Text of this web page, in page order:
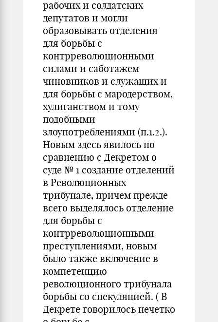
рабочих и солдатских
депутатов и могли
образовывать отделения
для борьбы с
контрреволюционными
силами и саботажем
чиновников и служащих и
для борьбы с мародерством,
хулиганством и тому
подобными
злоупотреблениями (п.1.2.).
Новым здесь явилось по
сравнению с Декретом о
суде № 1 создание отделений
в Революционных
трибунале, причем прежде
всего выделялось отделение
для борьбы с
контрреволюционными
преступлениями, новым
было также включение в
компетенцию
революционного трибунала
борьбы со спекуляцией. ( В
Декрете говорилось нечетко